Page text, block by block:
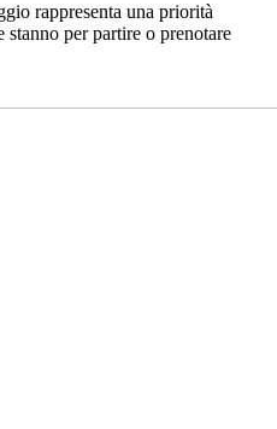
rappresenta una priorità
per partire o prenotare